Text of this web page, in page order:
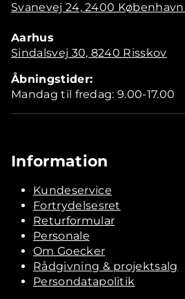
Svanevej 24, 2400
Aarhus
Sindalsvej 30, 8240 Risskov
Åbningstider:
Mandag til fredag: 9.00-17.00
Information
Kundeservice
Fortrydelsesret
Returformular
Personale
Om Goecker
Rådgivning & projektsalg
Persondatapolitik